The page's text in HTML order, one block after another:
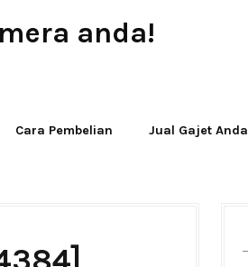
anda!
Cara Pembelian Jual Gajet Anda